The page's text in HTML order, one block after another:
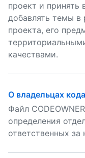
проект и
добавлять темы в
проекта, его
качествами.
О владельцах кода
Файл
определения
ответственных